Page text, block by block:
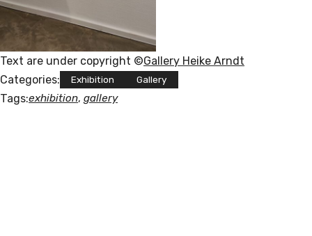
Text are under copyright ©Gallery Heike Arndt
Categories:
Exhibition Gallery
Tags:exhibition, gallery